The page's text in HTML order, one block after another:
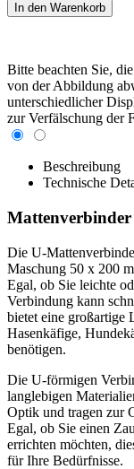
Bitte beachten Sie,
von der Abbildung
unterschiedlicher
zur Verfälschung der
Beschreibung
Technische
Mattenverbinder
Die U-
Maschung 50 x 200
Egal, ob Sie leichte
Verbindung kann
bietet eine großartige
Hasenkäfige,
benötigen.
Die U-förmigen
langlebigen
Optik und tragen zur
Egal, ob Sie einen
errichten möchten,
für Ihre Bedürfnisse.